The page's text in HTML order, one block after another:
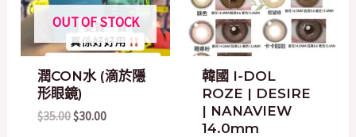
OUT OF STOCK
潤CON水 (滴於隱
形眼鏡)
$35.00$30.00
韓國 I-DOL
ROZE | DESIRE
| NANAVIEW
14.0mm